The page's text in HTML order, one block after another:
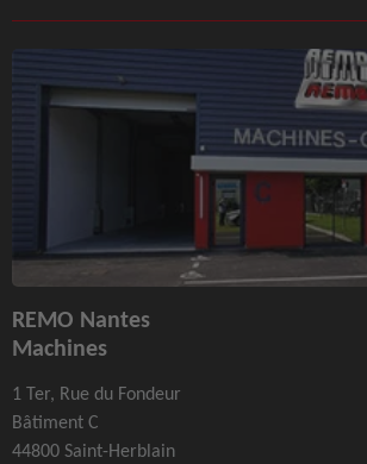
REMO Nantes
Machines
1 Ter, Rue du Fondeur
Bâtiment C
44800 Saint-Herblain